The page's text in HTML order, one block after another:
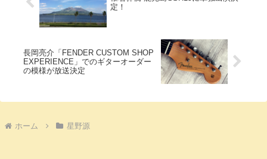
定！
長岡亮介「FENDER CUSTOM SHOP
EXPERIENCE」でのギターオーダー
の模様が放送決定
ホーム 星野源